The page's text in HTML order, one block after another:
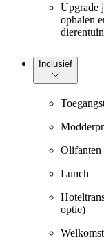
Upgrade
ophalen
Inclusief
Olifanten
Lunch
optie)